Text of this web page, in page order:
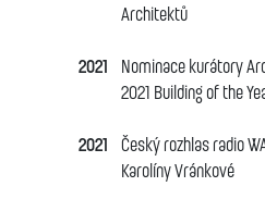
Architektů
2021 Nominace kurátory
2021 Building of the
2021 Český rozhlas radio
Karolíny Vránkové